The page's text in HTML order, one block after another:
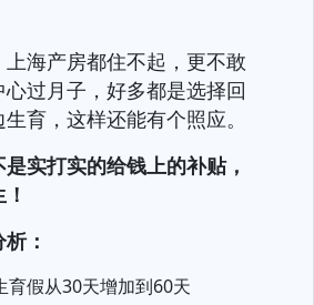
海产房都住不起，更不敢
过月子，好多都是选择回
育，这样还能有个照应。
是实打实的给钱上的补贴，
：
育假从30天增加到60天